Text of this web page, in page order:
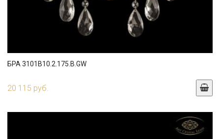
БРА 3101B10.2.175.B.GW
20 115 руб.